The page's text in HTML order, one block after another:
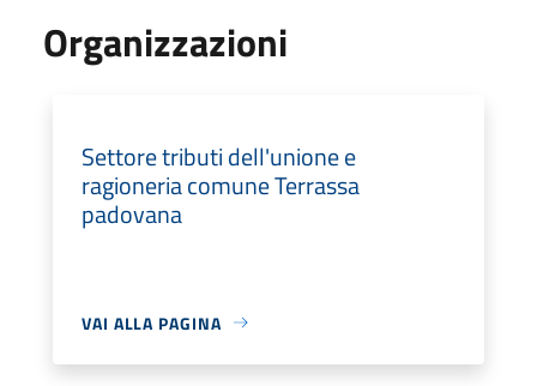
Organizzazioni
Settore tributi dell'unione e
ragioneria comune Terrassa
padovana
VAI ALLA PAGINA